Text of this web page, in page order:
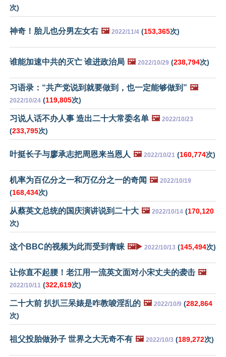
次)
神奇！胎儿也分男左女右 🖼️ 2022/11/4 (153,365次)
谁能加速中共的灭亡 谁进政治局 🖼️ 2022/10/29 (238,794次)
习语录：“共产党说到就要做到，也一定能够做到” 🖼️
2022/10/24 (119,805次)
习说人话不办人事 造出二十大常委名单 🖼️ 2022/10/23
(233,795次)
叶挺长子与廖承志把周恩来当恩人 🖼️ 2022/10/21 (160,774次)
机率为百亿分之一和万亿分之一的奇闻 🖼️ 2022/10/19
(168,434次)
从蔡英文总统的国庆演讲说到二十大 🖼️ 2022/10/14 (170,120
次)
这个BBC的视频为此而受到青睐 🖼️▶️ 2022/10/13 (145,494次)
让你直不起腰！老江用一流英文面对小宋丈夫的袭击 🖼️
2022/10/11 (322,619次)
二十大前 扒扒三呆婊是咋教唆淫乱的 🖼️ 2022/10/9 (282,864
次)
祖父投胎做孙子 世界之大无奇不有 🖼️ 2022/10/3 (189,272次)